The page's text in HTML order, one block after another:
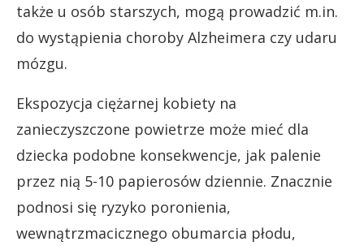
także u osób starszych, mogą prowadzić m.in.
do wystąpienia choroby Alzheimera czy udaru
mózgu.
Ekspozycja ciężarnej kobiety na
zanieczyszczone powietrze może mieć dla
dziecka podobne konsekwencje, jak palenie
przez nią 5-10 papierosów dziennie. Znacznie
podnosi się ryzyko poronienia,
wewnątrzmacicznego obumarcia płodu,